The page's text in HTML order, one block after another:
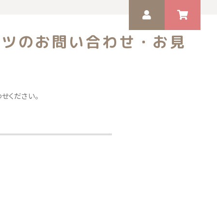
ゲスト 様
いつもありがとうございます。
のお問い合わせ・お見
ください。